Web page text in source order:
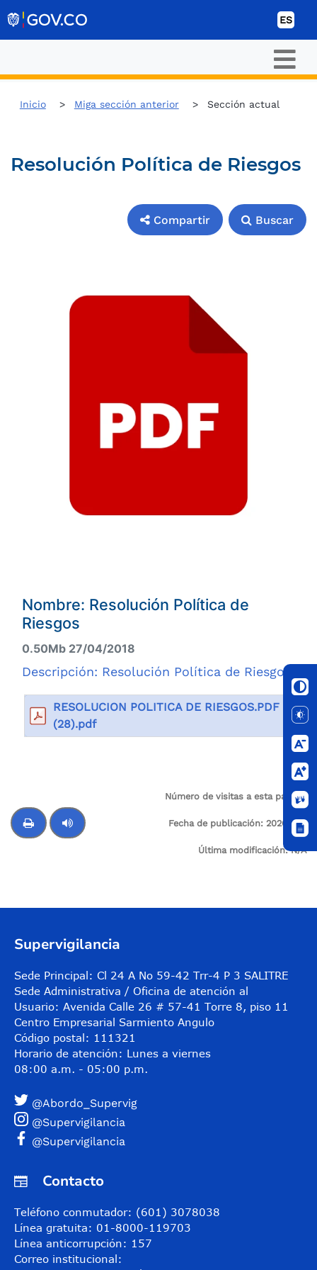
ES
Inicio Miga sección anterior Sección actual
Resolución Política de Riesgos
Compartir Buscar
Nombre: Resolución Política de
Riesgos
0.50Mb 27/04/2018
Descripción: Resolución Política de Riesgos
RESOLUCION POLITICA DE RIESGOS.PDF
(28).pdf
Número de visitas a esta página:
16
Fecha de publicación: 2026-01-
02
Última modificación:N/A
Supervigilancia
Sede Principal: Cl 24 A No 59-42 Trr-4 P 3 SALITRE
Sede Administrativa / Oficina de atención al
Usuario: Avenida Calle 26 # 57-41 Torre 8, piso 11
Centro Empresarial Sarmiento Angulo
Código postal: 111321
Horario de atención: Lunes a viernes
08:00 a.m. - 05:00 p.m.
@Abordo_Supervig
@Supervigilancia
@Supervigilancia
Contacto
Teléfono conmutador: (601) 3078038
Línea gratuita: 01-8000-119703
Línea anticorrupción: 157
Correo institucional: